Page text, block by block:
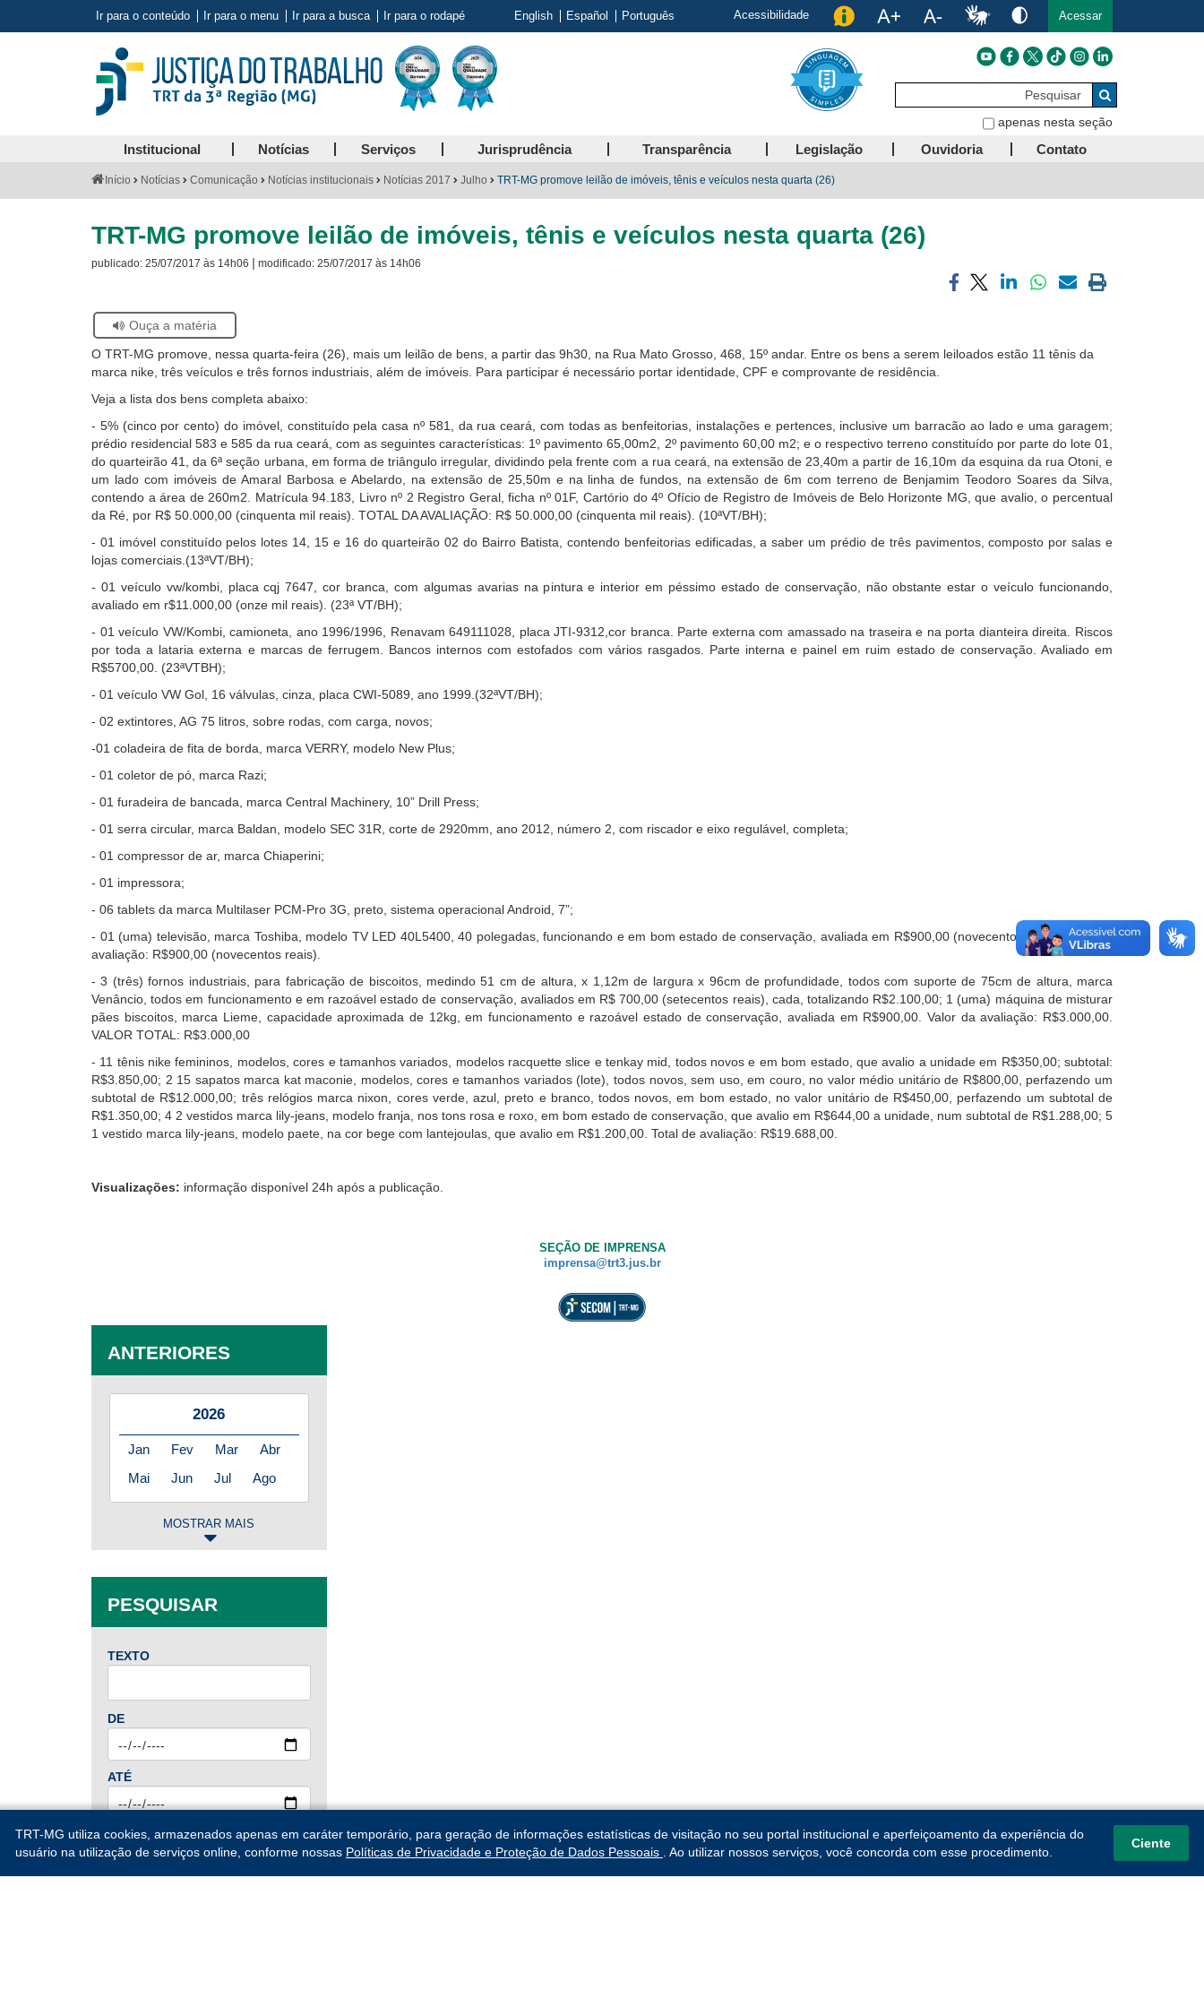
Ir para o conteúdo Ir para o menu Ir para a busca Ir para o rodapé Acessibilidade Acessar
English Español Português
Pesquisar
Buscar
apenas nesta seção
Institucional Notícias Serviços Jurisprudência Transparência Legislação Ouvidoria Contato
VocêInício Notícias Comunicação Notícias institucionais Notícias 2017 Julho TRT-MG promove leilão de imóveis, tênis e veículos nesta quarta (26)
TRT-MG promove leilão de imóveis, tênis e veículos nesta quarta (26)
publicado: 25/07/2017 às 14h06 | modificado: 25/07/2017 às 14h06
Se
estiver
usando
leitor
de
tela,
ignore
este
botão.
Ele
é
um
recurso
de
acessibilidade
para
pessoas
com
visão.
Ouça a matéria
O TRT-MG promove, nessa quarta-feira (26), mais um leilão de bens, a partir das 9h30, na Rua Mato Grosso, 468, 15º andar. Entre os bens a serem leiloados estão 11 tênis da
marca nike, três veículos e três fornos industriais, além de imóveis. Para participar é necessário portar identidade, CPF e comprovante de residência.
Veja a lista dos bens completa abaixo:
- 5% (cinco por cento) do imóvel, constituído pela casa nº 581, da rua ceará, com todas as benfeitorias, instalações e pertences, inclusive um barracão ao lado e uma garagem;
prédio residencial 583 e 585 da rua ceará, com as seguintes características: 1º pavimento 65,00m2, 2º pavimento 60,00 m2; e o respectivo terreno constituído por parte do lote 01,
do quarteirão 41, da 6ª seção urbana, em forma de triângulo irregular, dividindo pela frente com a rua ceará, na extensão de 23,40m a partir de 16,10m da esquina da rua Otoni, e
um lado com imóveis de Amaral Barbosa e Abelardo, na extensão de 25,50m e na linha de fundos, na extensão de 6m com terreno de Benjamim Teodoro Soares da Silva,
contendo a área de 260m2. Matrícula 94.183, Livro nº 2 Registro Geral, ficha nº 01F, Cartório do 4º Ofício de Registro de Imóveis de Belo Horizonte MG, que avalio, o percentual
da Ré, por R$ 50.000,00 (cinquenta mil reais). TOTAL DA AVALIAÇÃO: R$ 50.000,00 (cinquenta mil reais). (10ªVT/BH);
- 01 imóvel constituído pelos lotes 14, 15 e 16 do quarteirão 02 do Bairro Batista, contendo benfeitorias edificadas, a saber um prédio de três pavimentos, composto por salas e
lojas comerciais.(13ªVT/BH);
- 01 veículo vw/kombi, placa cqj 7647, cor branca, com algumas avarias na pintura e interior em péssimo estado de conservação, não obstante estar o veículo funcionando,
avaliado em r$11.000,00 (onze mil reais). (23ª VT/BH);
- 01 veículo VW/Kombi, camioneta, ano 1996/1996, Renavam 649111028, placa JTI-9312,cor branca. Parte externa com amassado na traseira e na porta dianteira direita. Riscos
por toda a lataria externa e marcas de ferrugem. Bancos internos com estofados com vários rasgados. Parte interna e painel em ruim estado de conservação. Avaliado em
R$5700,00. (23ªVTBH);
- 01 veículo VW Gol, 16 válvulas, cinza, placa CWI-5089, ano 1999.(32ªVT/BH);
- 02 extintores, AG 75 litros, sobre rodas, com carga, novos;
-01 coladeira de fita de borda, marca VERRY, modelo New Plus;
- 01 coletor de pó, marca Razi;
- 01 furadeira de bancada, marca Central Machinery, 10” Drill Press;
- 01 serra circular, marca Baldan, modelo SEC 31R, corte de 2920mm, ano 2012, número 2, com riscador e eixo regulável, completa;
- 01 compressor de ar, marca Chiaperini;
- 01 impressora;
- 06 tablets da marca Multilaser PCM-Pro 3G, preto, sistema operacional Android, 7”;
- 01 (uma) televisão, marca Toshiba, modelo TV LED 40L5400, 40 polegadas, funcionando e em bom estado de conservação, avaliada em R$900,00 (novecentos reais). Total da
avaliação: R$900,00 (novecentos reais).
-3 (três) fornos industriais, para fabricação de biscoitos, medindo 51 cm de altura, x 1,12m de largura x 96cm de profundidade, todos com suporte de 75cm de altura, marca
Venâncio, todos em funcionamento e em razoável estado de conservação, avaliados em R$ 700,00 (setecentos reais), cada, totalizando R$2.100,00; 1 (uma) máquina de misturar
pães biscoitos, marca Lieme, capacidade aproximada de 12kg, em funcionamento e razoável estado de conservação, avaliada em R$900,00. Valor da avaliação: R$3.000,00.
VALOR TOTAL: R$3.000,00
- 11 tênis nike femininos, modelos, cores e tamanhos variados, modelos racquette slice e tenkay mid, todos novos e em bom estado, que avalio a unidade em R$350,00; subtotal:
R$3.850,00; 2 15 sapatos marca kat maconie, modelos, cores e tamanhos variados (lote), todos novos, sem uso, em couro, no valor médio unitário de R$800,00, perfazendo um
subtotal de R$12.000,00; três relógios marca nixon, cores verde, azul, preto e branco, todos novos, em bom estado, no valor unitário de R$450,00, perfazendo um subtotal de
R$1.350,00; 4 2 vestidos marca lily-jeans, modelo franja, nos tons rosa e roxo, em bom estado de conservação, que avalio em R$644,00 a unidade, num subtotal de R$1.288,00; 5
1 vestido marca lily-jeans, modelo paete, na cor bege com lantejoulas, que avalio em R$1.200,00. Total de avaliação: R$19.688,00.
Visualizações: informação disponível 24h após a publicação.
SEÇÃO DE IMPRENSA
imprensa@trt3.jus.br
ANTERIORES
2026
Jan Fev Mar
Abr
Mai
Jun Jul Ago
2025
Jan Fev Mar
Abr
Mai
Jun Jul
2024
Jan Fev Mar
Abr
Mai
Jun Jul
Ago
Set
Out Nov Dez
2023
MOSTRAR MAIS
PESQUISAR
TEXTO
DE
ATÉ
PESQUISAR
TRT-MG utiliza cookies, armazenados apenas em caráter temporário, para geração de informações estatísticas de visitação no seu portal institucional e aperfeiçoamento da experiência do
usuário na utilização de serviços online, conforme nossas Políticas de Privacidade e Proteção de Dados Pessoais . Ao utilizar nossos serviços, você concorda com esse procedimento.
Ciente